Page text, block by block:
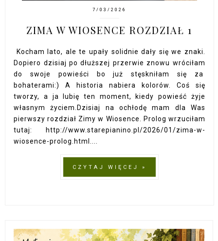
7/03/2026
ZIMA W WIOSENCE ROZDZIAŁ 1
Kocham lato, ale te upały solidnie dały się we znaki.
Dopiero dzisiaj po dłuższej przerwie znowu wróciłam
do swoje powieści bo już stęskniłam się za
bohaterami:) A historia nabiera kolorów. Coś się
tworzy, a ja lubię ten moment, kiedy powieść żyje
własnym życiem.Dzisiaj na ochłodę mam dla Was
pierwszy rozdział Zimy w Wiosence. Prolog wrzuciłam
tutaj: http://www.starepianino.pl/2026/01/zima-w-
wiosence-prolog.html....
CZYTAJ WIĘCEJ »